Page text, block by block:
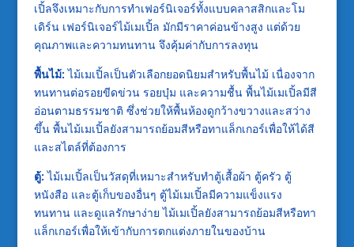
เปิ้ลจึงเหมาะกับการทำเฟอร์นิเจอร์ทั้งแบบคลาสสิกและโม
เดิร์น เฟอร์นิเจอร์ไม้เมเปิ้ล มักมีราคาค่อนข้างสูง แต่ด้วย
คุณภาพและความทนทาน จึงคุ้มค่ากับการลงทุน
พื้นไม้: ไม้เมเปิ้ลเป็นตัวเลือกยอดนิยมสำหรับพื้นไม้ เนื่องจาก
ทนทานต่อรอยขีดข่วน รอยบุ๋ม และความชื้น พื้นไม้เมเปิ้ลมีสี
อ่อนตามธรรมชาติ ซึ่งช่วยให้พื้นห้องดูกว้างขวางและสว่าง
ขึ้น พื้นไม้เมเปิ้ลยังสามารถย้อมสีหรือทาแล็กเกอร์เพื่อให้ได้สี
และสไตล์ที่ต้องการ
ตู้: ไม้เมเปิ้ลเป็นวัสดุที่เหมาะสำหรับทำตู้เสื้อผ้า ตู้ครัว ตู้
หนังสือ และตู้เก็บของอื่นๆ ตู้ไม้เมเปิ้ลมีความแข็งแรง
ทนทาน และดูแลรักษาง่าย ไม้เมเปิ้ลยังสามารถย้อมสีหรือทา
แล็กเกอร์เพื่อให้เข้ากับการตกแต่งภายในของบ้าน